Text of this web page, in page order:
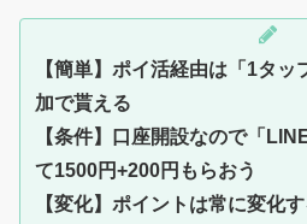
【簡単】ポイ活経由は「1タ
加で貰える
【条件】口座開設なので「
て1500円+200円もらおう
【変化】ポイントは常に変化